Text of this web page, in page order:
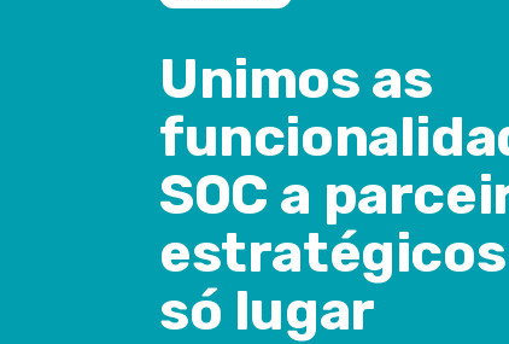
Unimos as
SOC a
estratégicos
só lugar